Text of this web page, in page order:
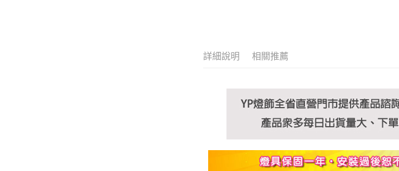
詳細說明 相關推薦